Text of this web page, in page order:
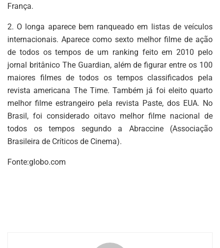
França.
2. O longa aparece bem ranqueado em listas de veículos
internacionais. Aparece como sexto melhor filme de ação
de todos os tempos de um ranking feito em 2010 pelo
jornal britânico The Guardian, além de figurar entre os 100
maiores filmes de todos os tempos classificados pela
revista americana The Time. Também já foi eleito quarto
melhor filme estrangeiro pela revista Paste, dos EUA. No
Brasil, foi considerado oitavo melhor filme nacional de
todos os tempos segundo a Abraccine (Associação
Brasileira de Críticos de Cinema).
Fonte:globo.com